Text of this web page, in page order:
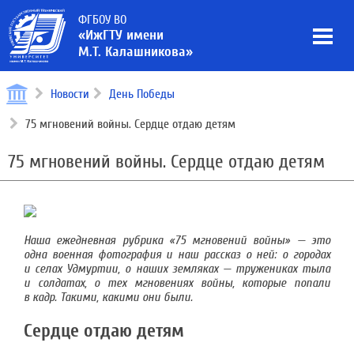
ФГБОУ ВО
«ИжГТУ имени
М.Т. Калашникова»
Новости День Победы
75 мгновений войны. Сердце отдаю детям
75 мгновений войны. Сердце отдаю детям
Наша ежедневная рубрика «75 мгновений войны» — это
одна военная фотография и наш рассказ о ней: о городах
и селах Удмуртии, о наших земляках — тружениках тыла
и солдатах, о тех мгновениях войны, которые попали
в кадр. Такими, какими они были.
Сердце отдаю детям